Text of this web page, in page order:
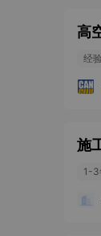
高
经
施
1-3